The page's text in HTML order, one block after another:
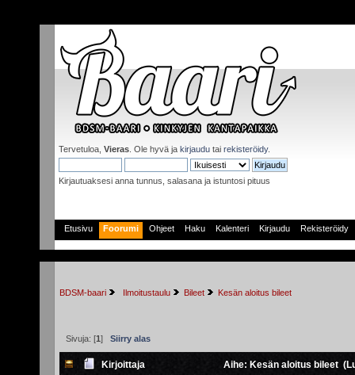
Tervetuloa, Vieras . Ole hyvä ja kirjaudu tai rekisteröidy.
Kirjautuaksesi anna tunnus, salasana ja istuntosi pituus
Etusivu Foorumi Ohjeet Haku Kalenteri Kirjaudu Rekisteröidy
BDSM-baari Ilmoitustaulu Bileet Kesän aloitus bileet
Sivuja: [1] Siirry alas
Kirjoittaja Aihe: Kesän aloitus bileet